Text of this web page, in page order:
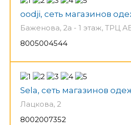
oodji, сеть магазинов
Баженова, 2а - 1 этаж, ТРЦ
8005004544
Sela, сеть магазинов
Лацкова, 2
8002007352